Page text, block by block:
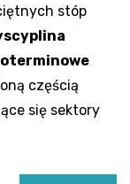
stóp
częścią
się sektory